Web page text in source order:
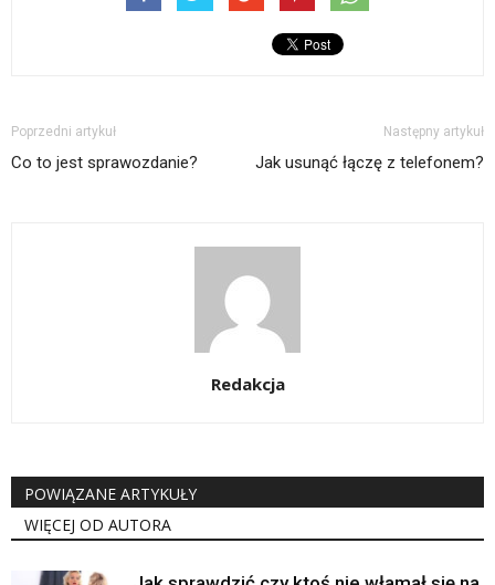
Poprzedni artykuł
Co to jest sprawozdanie?
Następny artykuł
Jak usunąć łączę z telefonem?
Redakcja
POWIĄZANE ARTYKUŁY
WIĘCEJ OD AUTORA